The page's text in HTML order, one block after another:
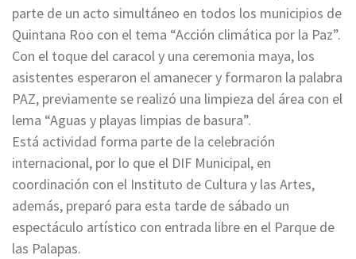
parte de un acto simultáneo en todos los municipios de
Quintana Roo con el tema “Acción climática por la Paz”.
Con el toque del caracol y una ceremonia maya, los
asistentes esperaron el amanecer y formaron la palabra
PAZ, previamente se realizó una limpieza del área con el
lema “Aguas y playas limpias de basura”.
Está actividad forma parte de la celebración
internacional, por lo que el DIF Municipal, en
coordinación con el Instituto de Cultura y las Artes,
además, preparó para esta tarde de sábado un
espectáculo artístico con entrada libre en el Parque de
las Palapas.